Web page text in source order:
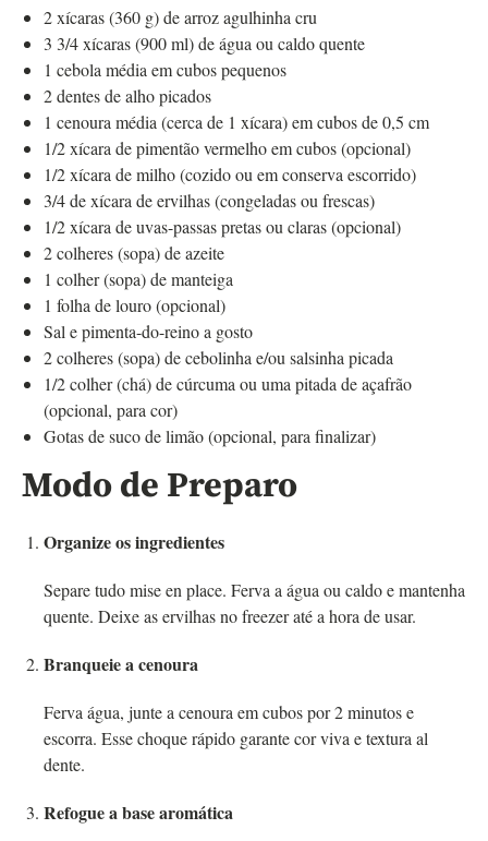
2 xícaras (360 g) de arroz agulhinha cru
3 3/4 xícaras (900 ml) de água ou caldo quente
1 cebola média em cubos pequenos
2 dentes de alho picados
1 cenoura média (cerca de 1 xícara) em cubos de 0,5 cm
1/2 xícara de pimentão vermelho em cubos (opcional)
1/2 xícara de milho (cozido ou em conserva escorrido)
3/4 de xícara de ervilhas (congeladas ou frescas)
1/2 xícara de uvas-passas pretas ou claras (opcional)
2 colheres (sopa) de azeite
1 colher (sopa) de manteiga
1 folha de louro (opcional)
Sal e pimenta-do-reino a gosto
2 colheres (sopa) de cebolinha e/ou salsinha picada
1/2 colher (chá) de cúrcuma ou uma pitada de açafrão
(opcional, para cor)
Gotas de suco de limão (opcional, para finalizar)
Modo de Preparo
Organize os ingredientes
Separe tudo mise en place. Ferva a água ou caldo e mantenha
quente. Deixe as ervilhas no freezer até a hora de usar.
Branqueie a cenoura
Ferva água, junte a cenoura em cubos por 2 minutos e
escorra. Esse choque rápido garante cor viva e textura al
dente.
Refogue a base aromática